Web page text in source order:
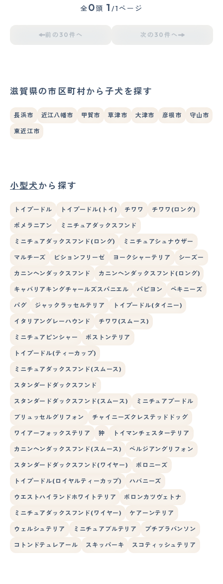
全0頭 1 /1ページ
前の30件へ 次の30件へ
滋賀県の市区町村から子犬を探す
長浜市 近江八幡市 甲賀市 草津市 大津市 彦根市 守山市
東近江市
小型犬から探す
トイプードル トイプードル(トイ) チワワ チワワ(ロング)
ポメラニアン ミニチュアダックスフンド
ミニチュアダックスフンド(ロング) ミニチュアシュナウザー
マルチーズ ビションフリーゼ ヨークシャーテリア シーズー
カニンヘンダックスフンド カニンヘンダックスフンド(ロング)
キャバリアキングチャールズスパニエル パピヨン ペキニーズ
パグ ジャックラッセルテリア トイプードル(タイニー)
イタリアングレーハウンド チワワ(スムース)
ミニチュアピンシャー ボストンテリア
トイプードル(ティーカップ)
ミニチュアダックスフンド(スムース)
スタンダードダックスフンド
スタンダードダックスフンド(スムース) ミニチュアプードル
ブリュッセルグリフォン チャイニーズクレステッドドッグ
ワイアーフォックステリア 狆 トイマンチェスターテリア
カニンヘンダックスフンド(スムース) ベルジアングリフォン
スタンダードダックスフンド(ワイヤー) ボロニーズ
トイプードル(ロイヤルティーカップ) ハバニーズ
ウエストハイランドホワイトテリア ボロンカツヴェトナ
ミニチュアダックスフンド(ワイヤー) ケアーンテリア
ウェルシュテリア ミニチュアブルテリア プチブラバンソン
コトンドテュレアール スキッパーキ スコティッシュテリア